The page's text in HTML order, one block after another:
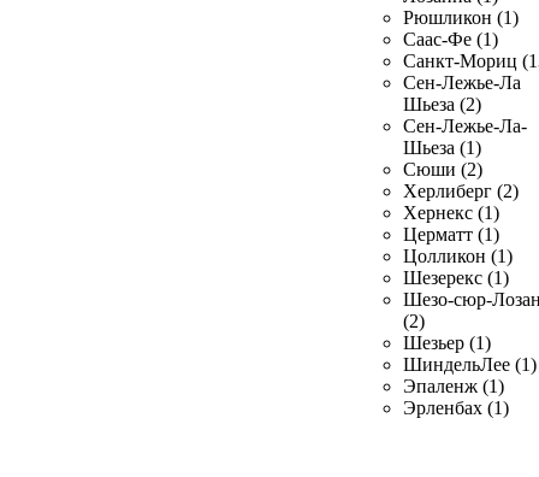
Рюшликон (1)
Саас-Фе (1)
Санкт-Мориц
Сен-Лежье-Ла
Шьеза (2)
Сен-Лежье-Ла-
Шьеза (1)
Сюши (2)
Херлиберг (2)
Хернекс (1)
Церматт (1)
Цолликон (1)
Шезерекс (1)
Шезо-сюр-
(2)
Шезьер (1)
ШиндельЛее (1)
Эпаленж (1)
Эрленбах (1)